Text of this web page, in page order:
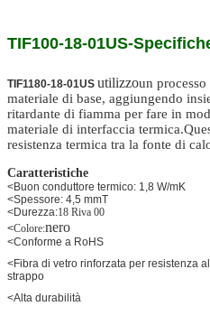
TIF100-18-01US-
TIF1180-18-01US utilizzoun
materiale di base, aggiungendo
ritardante di fiamma per fare in
materiale di interfaccia
resistenza termica tra la fonte di
Caratteristiche
<Buon conduttore termico: 1,8 W/mK
<Spessore: 4,5 mmT
<Durezza:18 Riva 00
<Colore:nero
<Conforme a RoHS
<Fibra di vetro rinforzata per resistenza
strappo
<Alta durabilità